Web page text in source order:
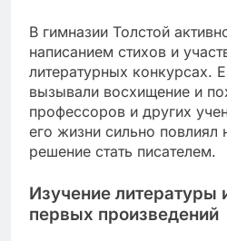
В гимназии Толстой
написанием стихов и
литературных конкурсах.
вызывали восхищение и
профессоров и других
его жизни сильно повлиял
решение стать писателем.
Изучение литературы
первых произведений